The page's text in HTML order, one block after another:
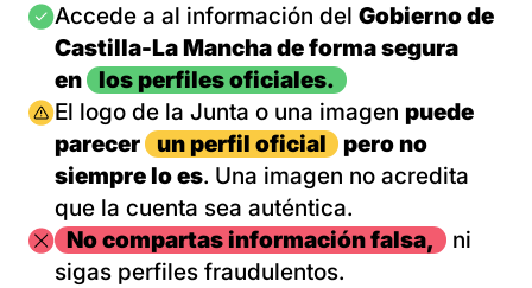
Imagen
Accede a al información del Gobierno de
Castilla-La Mancha de forma segura
en
los perfiles oficiales.
Imagen
El logo de la Junta o una imagen puede
parecer
un perfil oficial
pero no
siempre lo es. Una imagen no acredita
que la cuenta sea auténtica.
ImagenNo compartas información falsa,
ni
sigas perfiles fraudulentos.